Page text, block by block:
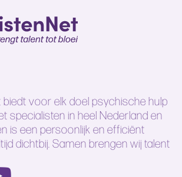
voor elk doel psychische hulp
specialisten in heel Nederland en
is een persoonlijk en efficiënt
dichtbij. Samen brengen wij talent